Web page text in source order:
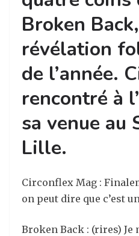
Broken
révélation
de l’année.
rencontré à
sa venue au
Lille.
Circonflex Mag :
on peut dire que c’est
Broken Back : (rires) Je